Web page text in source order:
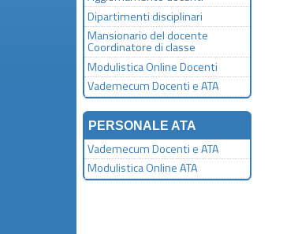
Dipartimenti disciplinari
Mansionario del docente
Coordinatore di classe
Modulistica Online Docenti
Vademecum Docenti e ATA
PERSONALE ATA
Vademecum Docenti e ATA
Modulistica Online ATA